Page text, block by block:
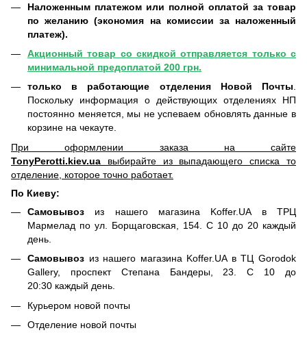
Наложенным платежом или полной оплатой за товар
по желанию (экономия на комиссии за наложенный
платеж).
Акционный товар со скидкой отправляется только с
минимальной предоплатой 200 грн.
только в работающие отделения Новой Почты.
Поскольку информация о действующих отделениях НП
постоянно меняется, мы не успеваем обновлять данные в
корзине на чекауте.
При оформлении заказа на сайте
TonyPerotti.kiev.ua выбирайте из выпадающего списка то
отделение, которое точно работает.
По Киеву:
Самовывоз из нашего магазина Koffer.UA в ТРЦ
Мармелад по ул. Борщаговская, 154. С 10 до 20 каждый
день.
Самовывоз из нашего магазина Koffer.UA в ТЦ Gorodok
Gallery, проспект Степана Бандеры, 23. С 10 до
20:30 каждый день.
Курьером новой почты
Отделение новой почты